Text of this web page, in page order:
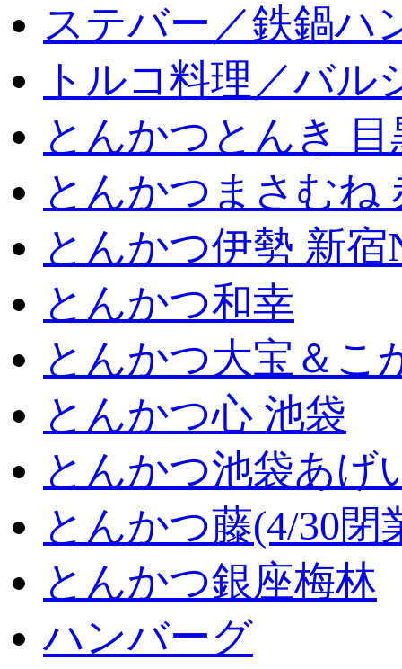
ステバー／鉄鍋ハ
トルコ料理／バル
とんかつとんき
とんかつまさむね
とんかつ伊勢 新宿
とんかつ和幸
とんかつ大宝＆こ
とんかつ心 池袋
とんかつ池袋あげ
とんかつ藤(4/30閉
とんかつ銀座梅林
ハンバーグ